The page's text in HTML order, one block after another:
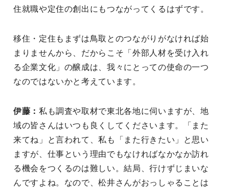
住就職や定住の創出にもつながってくるはずです。
移住・定住もまずは鳥取とのつながりがなければ始
まりませんから、だからこそ「外部人材を受け入れ
る企業文化」の醸成は、我々にとっての使命の一つ
なのではないかと考えています。
伊藤： 私も調査や取材で東北各地に伺いますが、地
域の皆さんはいつも良くしてくださいます。「また
来てね」と言われて、私も「また行きたい」と思い
ますが、仕事という理由でもなければなかなか訪れ
る機会をつくるのは難しい。結局、行けずじまいな
んですよね。なので、松井さんがおっしゃることは